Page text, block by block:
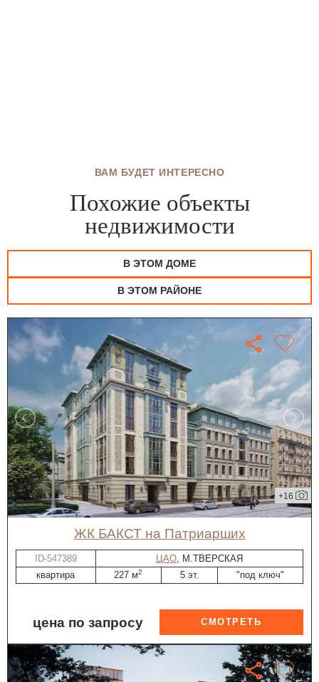
ВАМ БУДЕТ ИНТЕРЕСНО
Похожие объекты
недвижимости
В ЭТОМ ДОМЕ
В ЭТОМ РАЙОНЕ
+16
ЖК БАКСТ на Патриарших
ID-547389 ЦАО, М.ТВЕРСКАЯ
квартира
227 м2 5 эт. "под ключ"
цена по запросу